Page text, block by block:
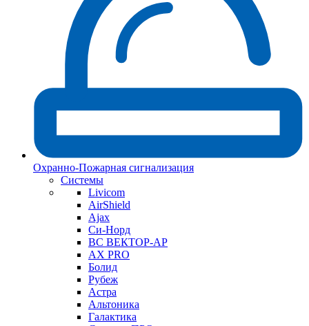
Охранно-Пожарная сигнализация
Системы
Livicom
AirShield
Ajax
Си-Норд
ВС ВЕКТОР-АР
AX PRO
Болид
Рубеж
Астра
Альтоника
Галактика